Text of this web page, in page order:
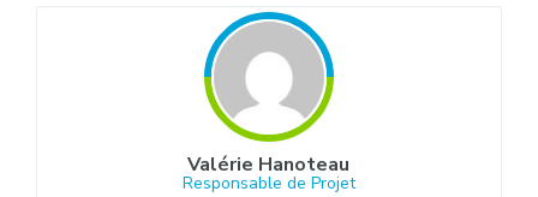
Valérie Hanoteau
Responsable de Projet